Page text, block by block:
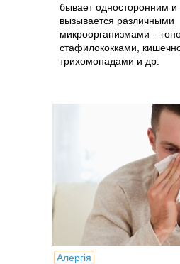
бывает односторонним
вызывается различными
микроорганизмами –
стафилококками,
трихомонадами и др.
Алергія